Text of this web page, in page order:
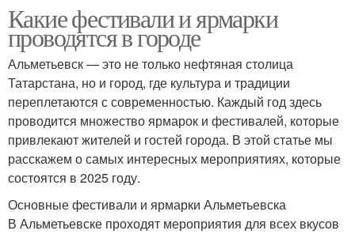
Какие фестивали и ярмарки
проводятся в городе
Альметьевск — это не только нефтяная столица
Татарстана, но и город, где культура и традиции
переплетаются с современностью. Каждый год здесь
проводится множество ярмарок и фестивалей, которые
привлекают жителей и гостей города. В этой статье мы
расскажем о самых интересных мероприятиях, которые
состоятся в 2025 году.
Основные фестивали и ярмарки Альметьевска
В Альметьевске проходят мероприятия для всех вкусов